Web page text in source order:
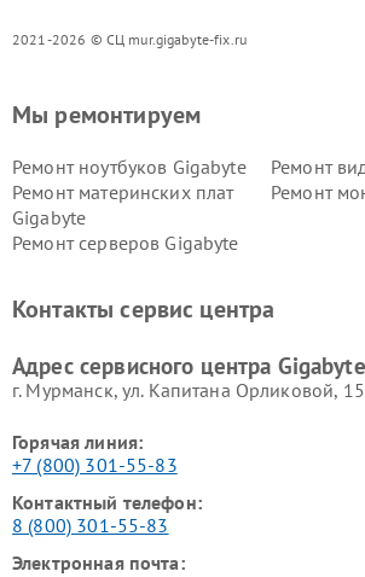
2021-2026 © СЦ mur.gigabyte-fix.ru
Мы ремонтируем
Ремонт ноутбуков Gigabyte
Ремонт
Ремонт материнских плат
Gigabyte
Ремонт
Ремонт серверов Gigabyte
Контакты сервис центра
Адрес сервисного центра
г. Мурманск, ул. Капитана Орликовой, 15
Горячая линия:
+7 (800) 301-55-83
Контактный телефон:
8 (800) 301-55-83
Электронная почта: